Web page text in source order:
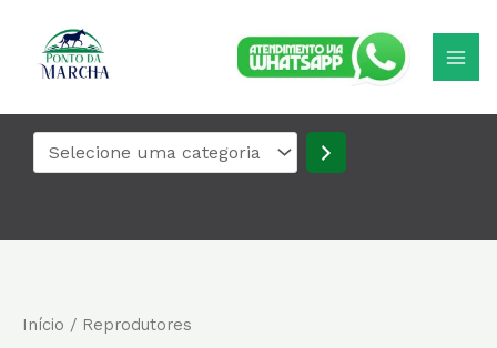
uma
categoria
Início / Reprodutores
mais
recente